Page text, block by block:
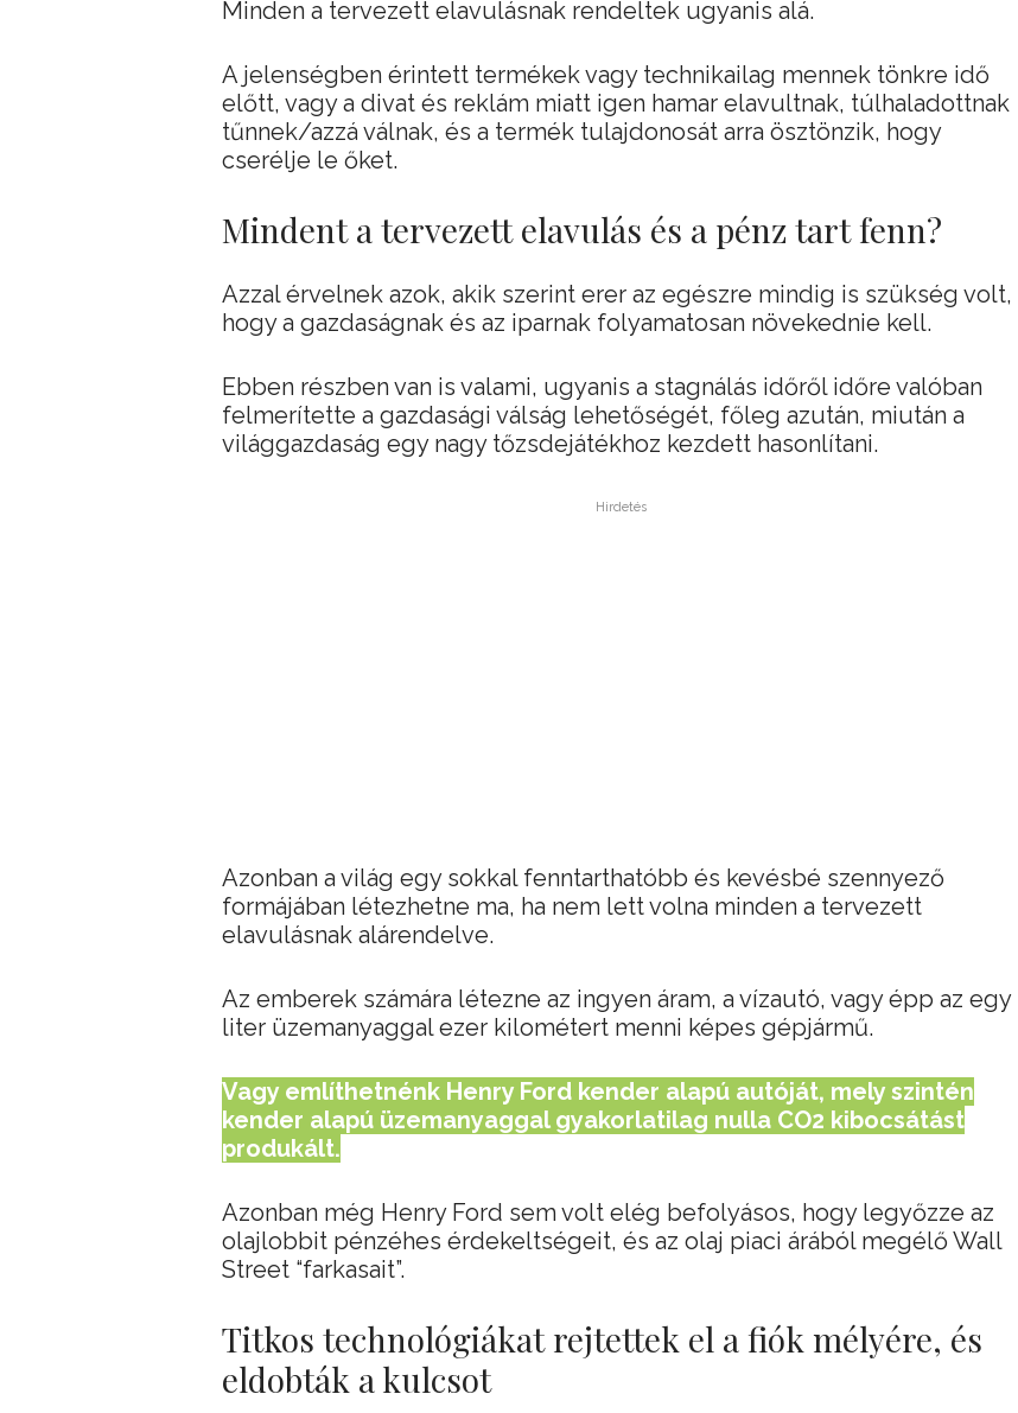
Minden a tervezett elavulásnak rendeltek ugyanis alá.
A jelenségben érintett termékek vagy technikailag mennek tönkre idő
előtt, vagy a divat és reklám miatt igen hamar elavultnak, túlhaladottnak
tűnnek/azzá válnak, és a termék tulajdonosát arra ösztönzik, hogy
cserélje le őket.
Mindent a tervezett elavulás és a pénz tart fenn?
Azzal érvelnek azok, akik szerint erer az egészre mindig is szükség volt,
hogy a gazdaságnak és az iparnak folyamatosan növekednie kell.
Ebben részben van is valami, ugyanis a stagnálás időről időre valóban
felmerítette a gazdasági válság lehetőségét, főleg azután, miután a
világgazdaság egy nagy tőzsdejátékhoz kezdett hasonlítani.
Hirdetés
Azonban a világ egy sokkal fenntarthatóbb és kevésbé szennyező
formájában létezhetne ma, ha nem lett volna minden a tervezett
elavulásnak alárendelve.
Az emberek számára létezne az ingyen áram, a vízautó, vagy épp az egy
liter üzemanyaggal ezer kilométert menni képes gépjármű.
Vagy említhetnénk Henry Ford kender alapú autóját, mely szintén
kender alapú üzemanyaggal gyakorlatilag nulla CO2 kibocsátást
produkált.
Azonban még Henry Ford sem volt elég befolyásos, hogy legyőzze az
olajlobbit pénzéhes érdekeltségeit, és az olaj piaci árából megélő Wall
Street “farkasait”.
Titkos technológiákat rejtettek el a fiók mélyére, és
eldobták a kulcsot